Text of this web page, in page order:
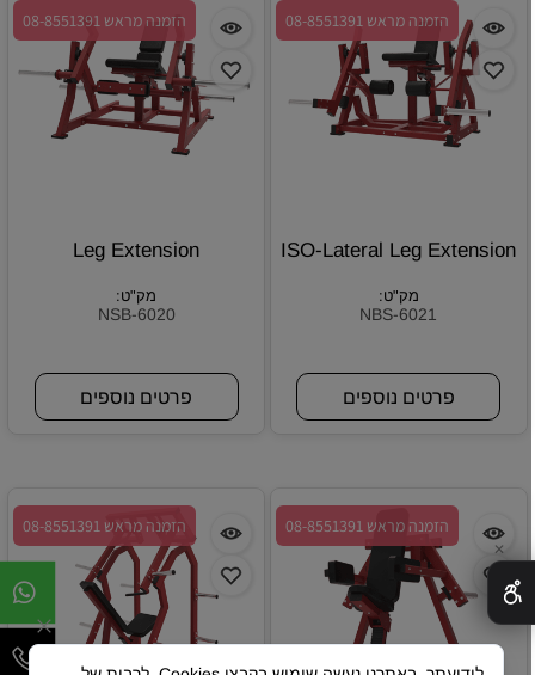
הזמנה מראש 08-8551391
ISO-Lateral Leg Extension
מק"ט:
NBS-6021
פרטים נוספים
הזמנה מראש 08-8551391
Leg Extension
מק"ט:
NSB-6020
פרטים נוספים
הזמנה מראש 08-8551391 הזמנה מראש 08-8551391
✕